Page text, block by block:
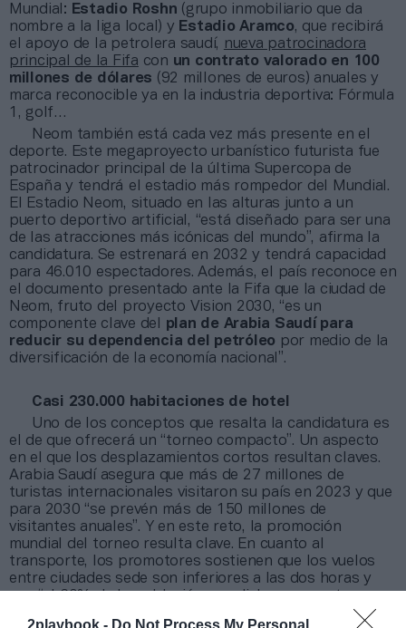
2playbook - Do Not Process My Personal
Mundial: Estadio Roshn (grupo inmobiliario que da
nombre a la liga local) y Estadio Aramco, que recibirá
el apoyo de la petrolera saudí, nueva patrocinadora
principal de la Fifa con un contrato valorado en 100
millones de dólares (92 millones de euros) anuales y
marca reconocible ya en la industria deportiva: Fórmula
1, golf…
Neom también está cada vez más presente en el
deporte. Este megaproyecto urbanístico futurista fue
patrocinador principal de la última Supercopa de
España y tendrá el estadio más rompedor del Mundial.
El Estadio Neom, situado en las alturas junto a un
puerto deportivo artificial, “está diseñado para ser una
de las atracciones más icónicas del mundo”, afirma la
candidatura. Se estrenará en 2032 y tendrá capacidad
para 46.010 espectadores. Además, el país reconoce en
el documento presentado ante la Fifa que la ciudad de
Neom, fruto del proyecto Vision 2030, “es un
componente clave del plan de Arabia Saudí para
reducir su dependencia del petróleo por medio de la
diversificación de la economía nacional”.
Casi 230.000 habitaciones de hotel
Uno de los conceptos que resalta la candidatura es
el de que ofrecerá un “torneo compacto”. Un aspecto
en el que los desplazamientos cortos resultan claves.
Arabia Saudí asegura que más de 27 millones de
turistas internacionales visitaron su país en 2023 y que
para 2030 “se prevén más de 150 millones de
visitantes anuales”. Y en este reto, la promoción
mundial del torneo resulta clave. En cuanto al
transporte, los promotores sostienen que los vuelos
entre ciudades sede son inferiores a las dos horas y